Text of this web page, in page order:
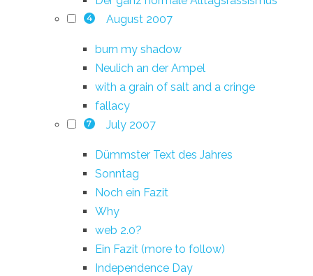
4 August 2007
burn my shadow
Neulich an der Ampel
with a grain of salt and a cringe
fallacy
7 July 2007
Dümmster Text des Jahres
Sonntag
Noch ein Fazit
Why
web 2.0?
Ein Fazit (more to follow)
Independence Day